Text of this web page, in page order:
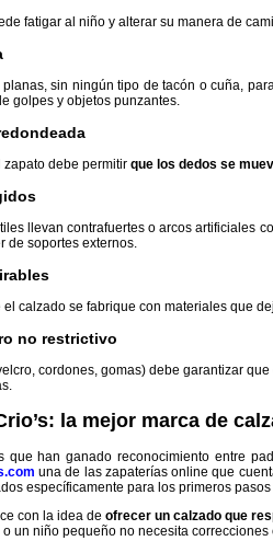
fatigar al niño y alterar su manera de
sin ningún tipo de tacón o cuña,
golpes y objetos punzantes.
zapato debe permitir que los dedos se
llevan contrafuertes o arcos artificiales
de soportes externos.
el calzado se fabrique con materiales que
no restrictivo
cordones, gomas) debe garantizar
la mejor marca de
que han ganado reconocimiento entre
una de las zapaterías online que
específicamente para los primeros
con la idea deofrecer un calzado que
un niño pequeño no necesita